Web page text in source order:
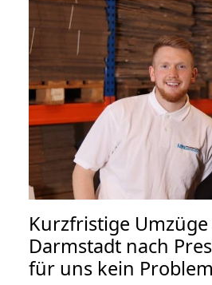
Kurzfristige
Darmstadt nach
für uns kein